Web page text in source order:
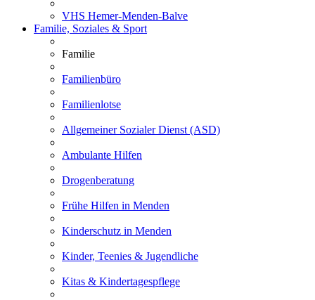
VHS Hemer-Menden-Balve
Familie, Soziales & Sport
Familie
Familienbüro
Familienlotse
Allgemeiner Sozialer Dienst (ASD)
Ambulante Hilfen
Drogenberatung
Frühe Hilfen in Menden
Kinderschutz in Menden
Kinder, Teenies & Jugendliche
Kitas & Kindertagespflege